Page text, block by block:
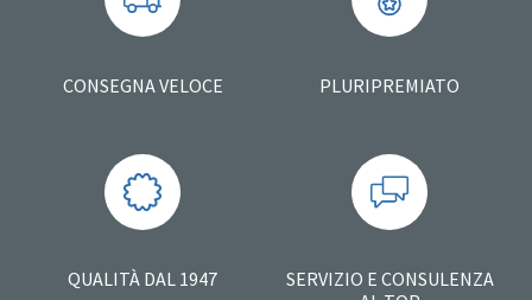
CONSEGNA VELOCE PLURIPREMIATO
QUALITÀ DAL 1947
SERVIZIO E CONSULENZA